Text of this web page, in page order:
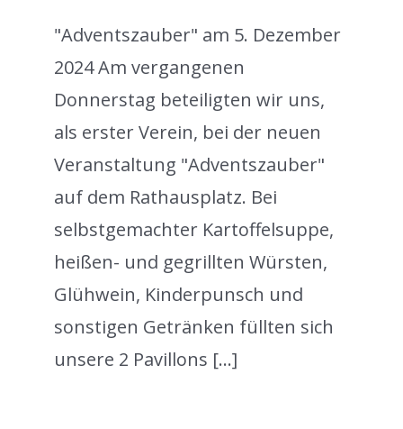
"Adventszauber" am 5. Dezember
2024 Am vergangenen
Donnerstag beteiligten wir uns,
als erster Verein, bei der neuen
Veranstaltung "Adventszauber"
auf dem Rathausplatz. Bei
selbstgemachter Kartoffelsuppe,
heißen- und gegrillten Würsten,
Glühwein, Kinderpunsch und
sonstigen Getränken füllten sich
unsere 2 Pavillons [...]